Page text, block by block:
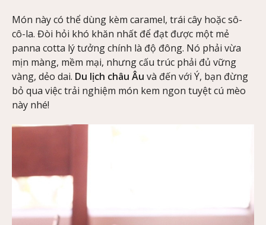
Món này có thể dùng kèm caramel, trái cây hoặc sô-
cô-la. Đòi hỏi khó khăn nhất để đạt được một mẻ
panna cotta lý tưởng chính là độ đông. Nó phải vừa
mịn màng, mềm mại, nhưng cấu trúc phải đủ vững
vàng, dẻo dai. Du lịch châu Âu và đến với Ý, bạn đừng
bỏ qua việc trải nghiệm món kem ngon tuyệt cú mèo
này nhé!